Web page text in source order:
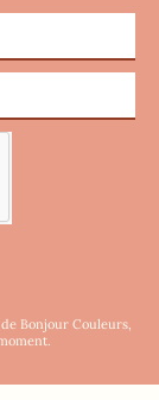
Bonjour Couleurs,